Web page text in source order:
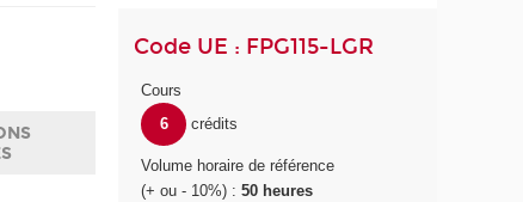
Code UE : FPG115-LGR
Cours
6
crédits
Volume horaire de référence
(+ ou - 10%) :50 heures